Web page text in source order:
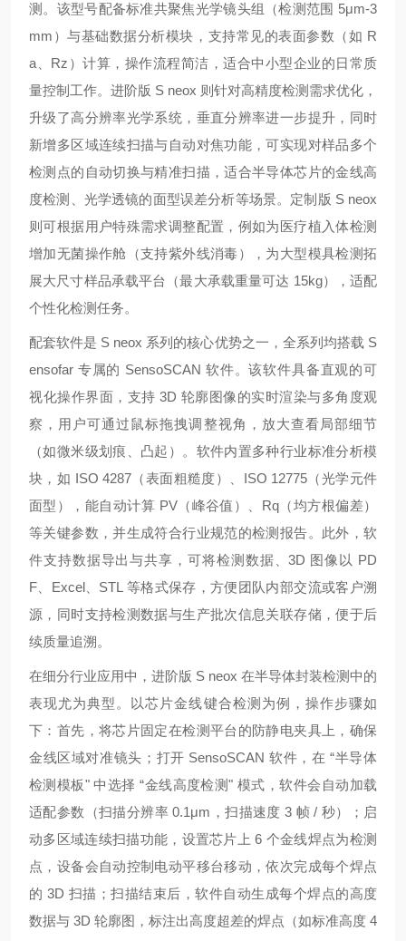
测。该型号配备标准共聚焦光学镜头组（检测范围 5μm-3
mm）与基础数据分析模块，支持常见的表面参数（如 R
a、Rz）计算，操作流程简洁，适合中小型企业的日常质
量控制工作。进阶版 S neox 则针对高精度检测需求优化，
升级了高分辨率光学系统，垂直分辨率进一步提升，同时
新增多区域连续扫描与自动对焦功能，可实现对样品多个
检测点的自动切换与精准扫描，适合半导体芯片的金线高
度检测、光学透镜的面型误差分析等场景。定制版 S neox
则可根据用户特殊需求调整配置，例如为医疗植入体检测
增加无菌操作舱（支持紫外线消毒），为大型模具检测拓
展大尺寸样品承载平台（最大承载重量可达 15kg），适配
个性化检测任务。
配套软件是 S neox 系列的核心优势之一，全系列均搭载 S
ensofar 专属的 SensoSCAN 软件。该软件具备直观的可
视化操作界面，支持 3D 轮廓图像的实时渲染与多角度观
察，用户可通过鼠标拖拽调整视角，放大查看局部细节
（如微米级划痕、凸起）。软件内置多种行业标准分析模
块，如 ISO 4287（表面粗糙度）、ISO 12775（光学元件
面型），能自动计算 PV（峰谷值）、Rq（均方根偏差）
等关键参数，并生成符合行业规范的检测报告。此外，软
件支持数据导出与共享，可将检测数据、3D 图像以 PD
F、Excel、STL 等格式保存，方便团队内部交流或客户溯
源，同时支持检测数据与生产批次信息关联存储，便于后
续质量追溯。
在细分行业应用中，进阶版 S neox 在半导体封装检测中的
表现尤为典型。以芯片金线键合检测为例，操作步骤如
下：首先，将芯片固定在检测平台的防静电夹具上，确保
金线区域对准镜头；打开 SensoSCAN 软件，在 “半导体
检测模板" 中选择 “金线高度检测" 模式，软件会自动加载
适配参数（扫描分辨率 0.1μm，扫描速度 3 帧 / 秒）；启
动多区域连续扫描功能，设置芯片上 6 个金线焊点为检测
点，设备会自动控制电动平移台移动，依次完成每个焊点
的 3D 扫描；扫描结束后，软件自动生成每个焊点的高度
数据与 3D 轮廓图，标注出高度超差的焊点（如标准高度 4